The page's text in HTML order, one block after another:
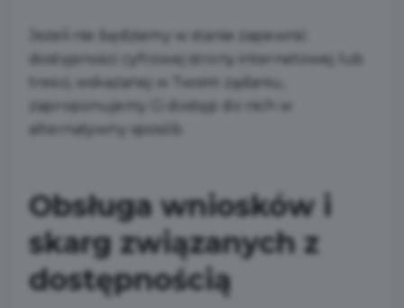
Jeżeli nie będziemy w stanie zapewnić
dostępności cyfrowej strony internetowej lub
treści, wskazanej w Twoim żądaniu,
zaproponujemy Ci dostęp do nich w
alternatywny sposób.
Obsługa wniosków i
skarg związanych z
dostępnością